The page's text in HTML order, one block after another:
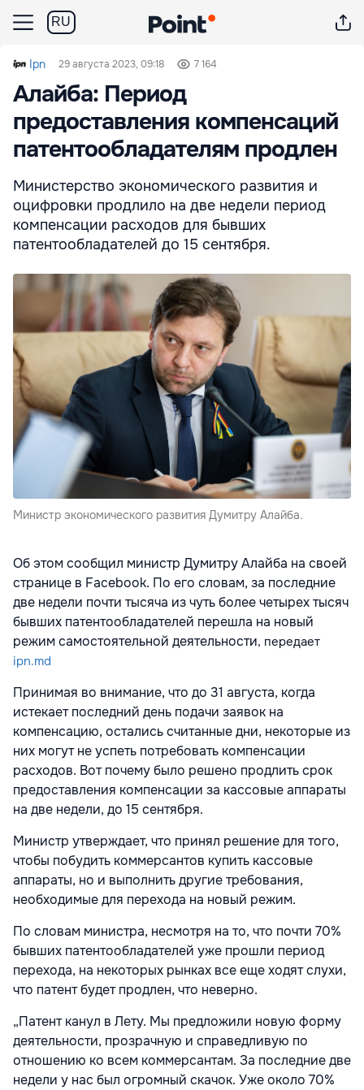
RU
Ipn 29 августа 2023, 09:18 7 164
Алайба: Период
предоставления компенсаций
патентообладателям продлен
Министерство экономического развития и
оцифровки продлило на две недели период
компенсации расходов для бывших
патентообладателей до 15 сентября.
Министр экономического развития Думитру Алайба.
Об этом сообщил министр Думитру Алайба на своей
странице в Facebook. По его словам, за последние
две недели почти тысяча из чуть более четырех тысяч
бывших патентообладателей перешла на новый
режим самостоятельной деятельности, передает
ipn.md
Принимая во внимание, что до 31 августа, когда
истекает последний день подачи заявок на
компенсацию, остались считанные дни, некоторые из
них могут не успеть потребовать компенсации
расходов. Вот почему было решено продлить срок
предоставления компенсации за кассовые аппараты
на две недели, до 15 сентября.
Министр утверждает, что принял решение для того,
чтобы побудить коммерсантов купить кассовые
аппараты, но и выполнить другие требования,
необходимые для перехода на новый режим.
По словам министра, несмотря на то, что почти 70%
бывших патентообладателей уже прошли период
перехода, на некоторых рынках все еще ходят слухи,
что патент будет продлен, что неверно.
„Патент канул в Лету. Мы предложили новую форму
деятельности, прозрачную и справедливую по
отношению ко всем коммерсантам. За последние две
недели у нас был огромный скачок. Уже около 70%